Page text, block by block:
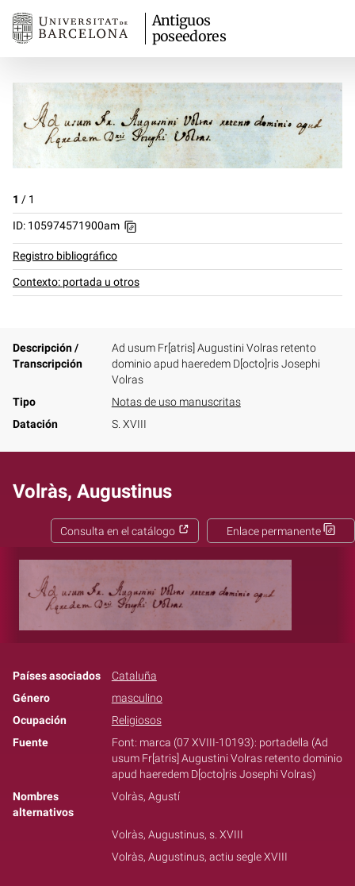
Antiguos
poseedores
1 / 1
ID: 105974571900am
Registro bibliográfico
Contexto: portada u otros
Descripción /
Transcripción
Ad usum Fr[atris] Augustini Volras retento
dominio apud haeredem D[octo]ris Josephi
Volras
Tipo
Notas de uso manuscritas
Datación
S. XVIII
Volràs, Augustinus
Enlace permanente
Consulta en el catálogo
Países asociados
Cataluña
Género
masculino
Ocupación
Religiosos
Fuente
Font: marca (07 XVIII-10193): portadella (Ad
usum Fr[atris] Augustini Volras retento dominio
apud haeredem D[octo]ris Josephi Volras)
Nombres
alternativos
Volràs, Agustí
Volràs, Augustinus, s. XVIII
Volràs, Augustinus, actiu segle XVIII